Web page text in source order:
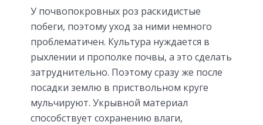
У почвопокровных роз раскидистые
побеги, поэтому уход за ними немного
проблематичен. Культура нуждается в
рыхлении и прополке почвы, а это сделать
затруднительно. Поэтому сразу же после
посадки землю в приствольном круге
мульчируют. Укрывной материал
способствует сохранению влаги,